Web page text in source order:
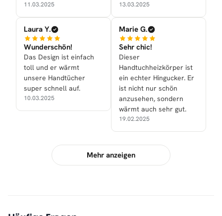
11.03.2025
Laura Y.
Wunderschön!
Das Design ist einfach
toll und er wärmt
unsere Handtücher
super schnell auf.
10.03.2025
13.03.2025
Marie G.
Sehr chic!
Dieser
Handtuchheizkörper ist
ein echter Hingucker. Er
ist nicht nur schön
anzusehen, sondern
wärmt auch sehr gut.
19.02.2025
Mehr anzeigen